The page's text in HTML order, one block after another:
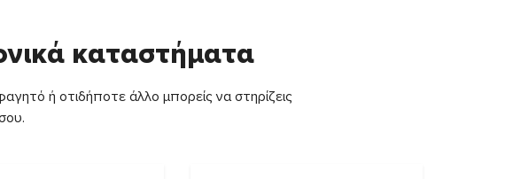
καταστήματα
ή οτιδήποτε άλλο μπορείς να στηρίζεις